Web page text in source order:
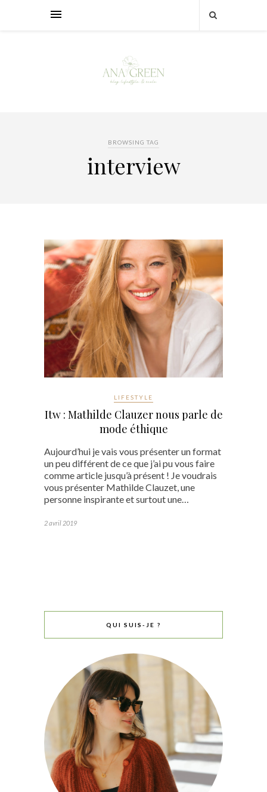
BROWSING TAG
interview
LIFESTYLE
Itw : Mathilde Clauzer nous parle de
mode éthique
Aujourd’hui je vais vous présenter un format
un peu différent de ce que j’ai pu vous faire
comme article jusqu’à présent ! Je voudrais
vous présenter Mathilde Clauzet, une
personne inspirante et surtout une…
2 avril 2019
QUI SUIS-JE ?